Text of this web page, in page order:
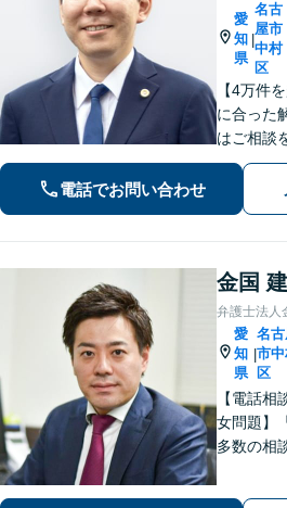
愛
知
県
|
名古
屋市
中村
区
【4万件
に合った
はご相談
電話でお問い合わせ
金国
弁護士法人
愛
知
県
|
名
市
区
【電話
女問題】
多数の相